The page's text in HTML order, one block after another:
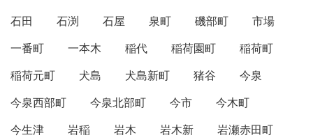
石田
石渕 石屋 泉町 磯部町
市場
一番町
一本木 稲代 稲荷園町
稲荷町
稲荷元町
犬島 犬島新町 猪谷
今泉
今泉西部町
今泉北部町 今市
今木町
今生津
岩稲 岩木 岩木新
岩瀬赤田町